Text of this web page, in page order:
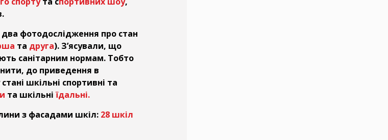
фотодослідження про стан
та друга). З’ясували, що
санітарним нормам. Тобто
до приведення в
шкільні спортивні та
та шкільні їдальні.
з фасадами шкіл: 28 шкіл